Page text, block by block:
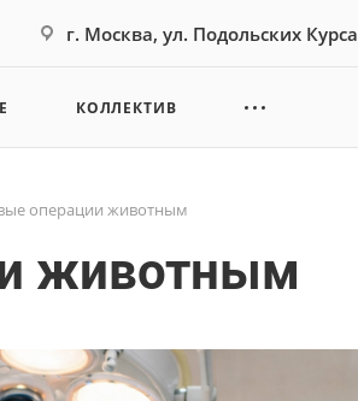
г. Москва, ул. Подольских
КОЛЛЕКТИВ
операции животным
животным